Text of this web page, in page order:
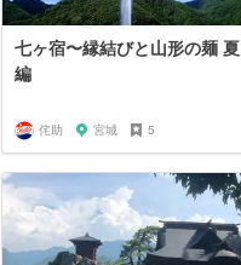
七ヶ宿〜縁結びと山形の麺 夏
編
侘助 宮城 5